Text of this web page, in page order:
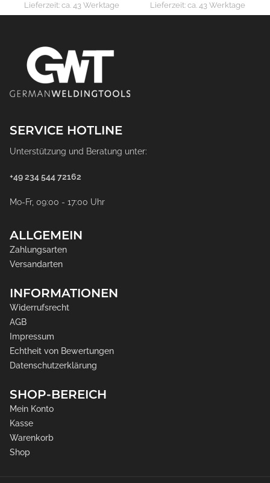
Lieferzeit:ca. 43 Werktage Lieferzeit:ca. 43 Werktage
SERVICE HOTLINE
Unterstützung und Beratung unter:
+49 234 544 72162
Mo-Fr, 09:00 - 17:00 Uhr
ALLGEMEIN
Zahlungsarten
Versandarten
INFORMATIONEN
Widerrufsrecht
AGB
Impressum
Echtheit von Bewertungen
Datenschutzerklärung
SHOP-BEREICH
Mein Konto
Kasse
Warenkorb
Shop